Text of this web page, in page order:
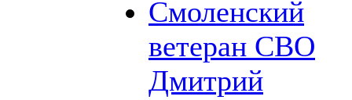
Смоленский
ветеран СВО
Дмитрий